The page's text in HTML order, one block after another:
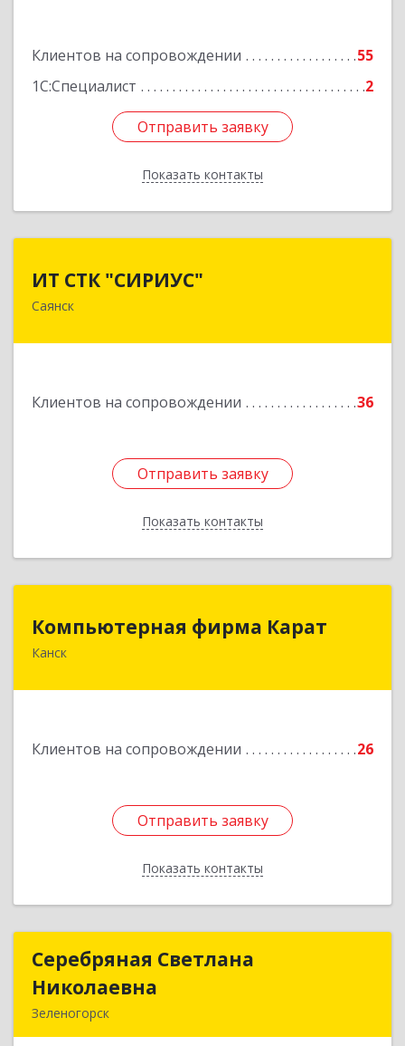
Клиентов на сопровождении
55
1С:Специалист
2
Отправить заявку
Показать контакты
Отправить заявку
Назад
ИТ СТК "СИРИУС"
Саянск
Клиентов на сопровождении 36
Отправить заявку
Показать контакты
666303, Иркутская обл, Саянск г, Юбилейный
Отправить заявку
Назад
Компьютерная фирма Карат
Канск
Клиентов на сопровождении 26
Отправить заявку
Показать контакты
Компьютерная фирма Карат
Отправить заявку
Назад
Серебряная Светлана
Николаевна
Зеленогорск
Серебряная Светлана